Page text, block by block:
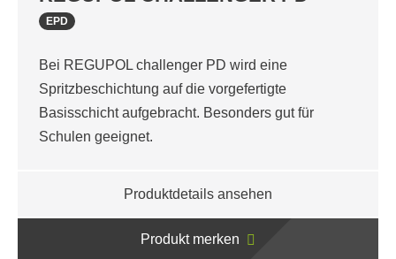
EPD
Bei REGUPOL challenger PD wird eine
Spritzbeschichtung auf die vorgefertigte
Basisschicht aufgebracht. Besonders gut für
Schulen geeignet.
Produktdetails ansehen
Produkt merken